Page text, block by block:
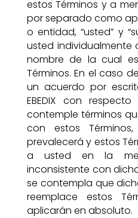
estos Términos y a
por separado como
o entidad, “usted” y
usted
nombre de la cual
Términos. En el caso
un acuerdo por
EBEDIX con
contemple términos
con estos
prevalecerá y estos
a usted en la
inconsistente con
se contempla que
reemplace estos
aplicarán en absoluto.